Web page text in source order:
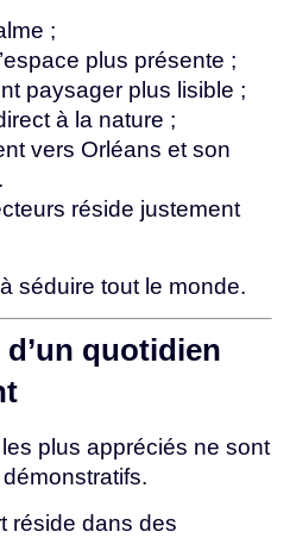
;
plus présente ;
paysager plus lisible ;
à la nature ;
vers Orléans et son
réside justement
séduire tout le monde.
quotidien
plus appréciés ne sont
réside dans des